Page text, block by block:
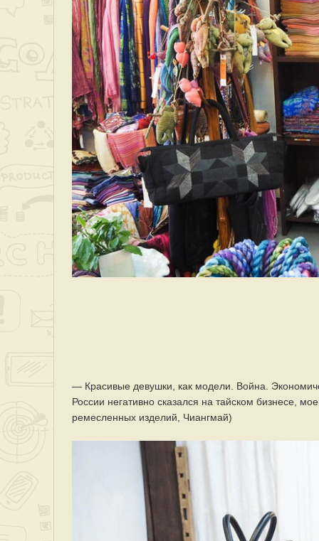
— Красивые девушки, как модели. Война.
России негативно сказался на тайском бизнесе,
ремесленных изделий, Чиангмай)